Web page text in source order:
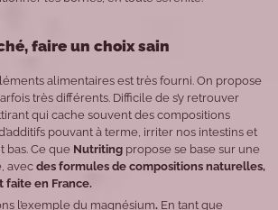
faire un choix sain
alimentaires est très fourni. On propose
très différents. Difficile de s’y retrouver
qui cache souvent des compositions
pouvant à terme, irriter nos intestins et
bas. Ce que Nutriting propose se base sur une
avec des formules de compositions naturelles,
faite en France.
l’exemple du magnésium. En tant que